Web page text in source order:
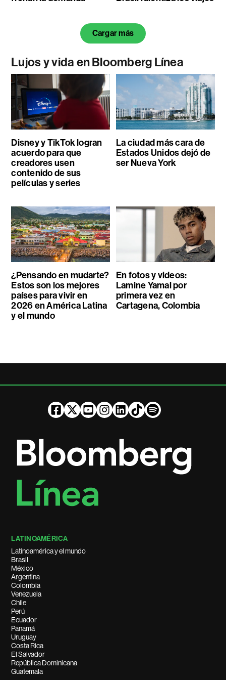
Cargar más
Lujos y vida en Bloomberg Línea
Disney y TikTok logran
acuerdo para que
creadores usen
contenido de sus
películas y series
La ciudad más cara de
Estados Unidos dejó de
ser Nueva York
¿Pensando en mudarte?
Estos son los mejores
países para vivir en
2026 en América Latina
y el mundo
En fotos y videos:
Lamine Yamal por
primera vez en
Cartagena, Colombia
LATINOAMÉRICA
Latinoamérica y el mundo
Brasil
México
Argentina
Colombia
Venezuela
Chile
Perú
Ecuador
Panamá
Uruguay
Costa Rica
El Salvador
República Dominicana
Guatemala